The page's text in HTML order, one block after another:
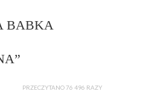
BABKA
PRZECZYTANO 76 496 RAZY